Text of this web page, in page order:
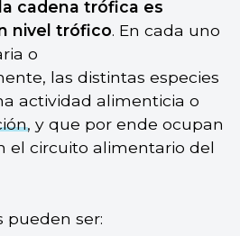
cadena trófica es
nivel trófico. En cada uno
o
las distintas especies
actividad alimenticia o
, y que por ende ocupan
el circuito alimentario del
pueden ser: